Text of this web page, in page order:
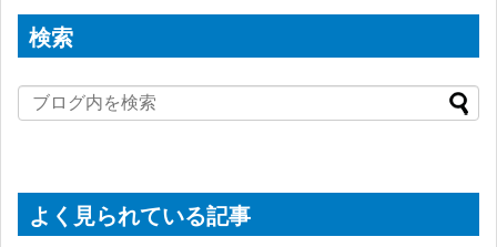
検索
よく見られている記事